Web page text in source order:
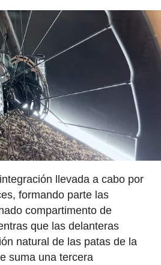
llevada a cabo por
formando parte las
compartimento de
que las delanteras
natural de las patas de la
suma una tercera